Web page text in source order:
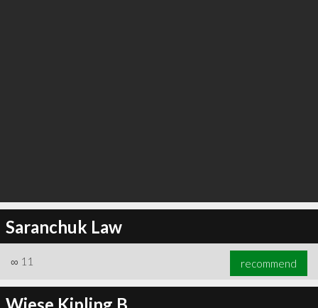
Saranchuk Law
∞ 11 recommend
Wiese Kipling B